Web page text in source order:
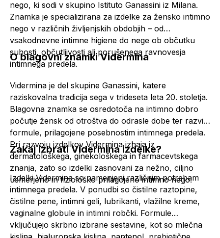
nego, ki sodi v skupino Istituto Ganassini iz Milana.
Znamka je specializirana za izdelke za žensko intimno
nego v različnih življenjskih obdobjih – od
vsakodnevne intimne higiene do nege ob občutku
suhosti, občutljivosti ali porušenega ravnovesja
intimnega predela.
O blagovni znamki Vidermina
Vidermina je del skupine Ganassini, katere
raziskovalna tradicija sega v trideseta leta 20. stoletja.
Blagovna znamka se osredotoča na intimno dobro
počutje žensk od otroštva do odrasle dobe ter razvija
formule, prilagojene posebnostim intimnega predela.
Pri razvoju izdelkov Vidermina izhaja iz
dermatološkega, ginekološkega in farmacevtskega
znanja, zato so izdelki zasnovani za nežno, ciljno
usmerjeno in fiziološko prilagojeno intimno nego.
Zakaj izbrati Vidermina izdelke?
Izdelki Vidermina so namenjeni različnim potrebam
intimnega predela. V ponudbi so čistilne raztopine,
čistilne pene, intimni geli, lubrikanti, vlažilne kreme,
vaginalne globule in intimni robčki. Formule
vključujejo skrbno izbrane sestavine, kot so mlečna